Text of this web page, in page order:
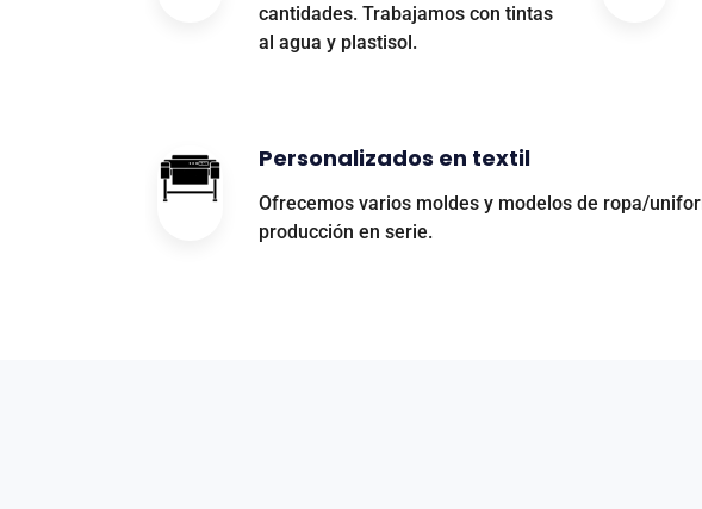
cantidades. Trabajamos con tintas
al agua y plastisol.
Personalizados en textil
Ofrecemos varios moldes y modelos de ropa/
producción en serie.